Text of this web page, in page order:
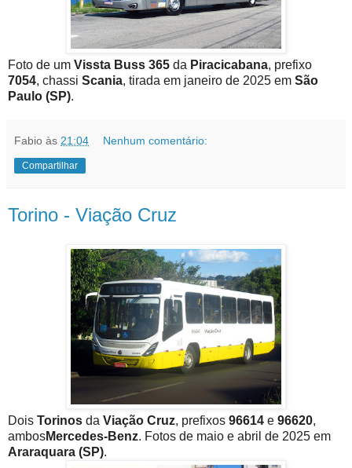
Foto de um Vissta Buss 365 da Piracicabana, prefixo
7054, chassi Scania, tirada em janeiro de 2025 em São
Paulo (SP).
Fabio às 21:04 Nenhum comentário:
Compartilhar
Torino - Viação Cruz
Dois Torinos da Viação Cruz, prefixos 96614 e 96620,
ambosMercedes-Benz. Fotos de maio e abril de 2025 em
Araraquara (SP).